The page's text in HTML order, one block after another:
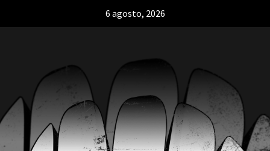
6 agosto, 2026